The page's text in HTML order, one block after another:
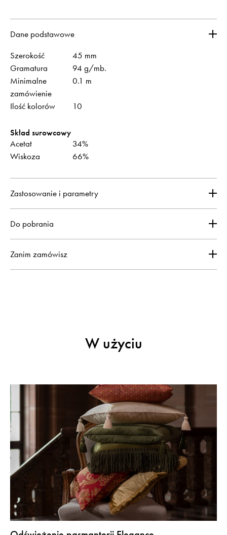
Dane podstawowe
Szerokość
45 mm
Gramatura
94 g/mb.
Minimalne
zamówienie
0.1 m
Ilość kolorów 10
Skład surowcowy
Acetat
34%
Wiskoza
66%
Zastosowanie i parametry
Do pobrania
Zanim zamówisz
W użyciu